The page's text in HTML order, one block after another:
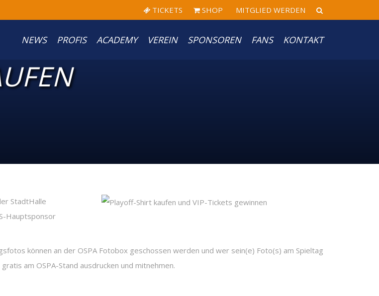
TICKETS SHOP MITGLIED WERDEN
NEWS PROFIS ACADEMY VEREIN SPONSOREN FANS KONTAKT
StadtHalle
Hauptsponsor
können an der OSPA Fotobox geschossen werden und wer sein(e) Foto(s) am Spieltag
am OSPA-Stand ausdrucken und mitnehmen.